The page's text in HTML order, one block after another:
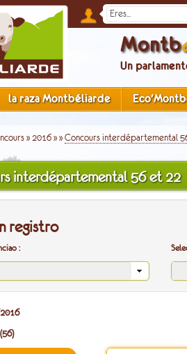
Montb
Un
la raza Montbéliarde
» 2016» » Concours interdépartemental
interdépartemental 56 et 22
registro
: